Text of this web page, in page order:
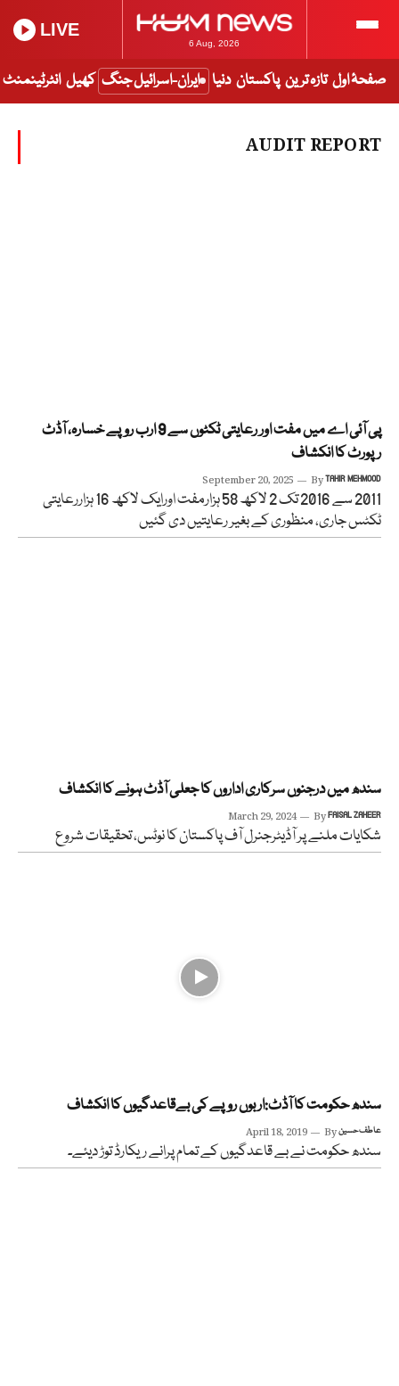
6 Aug, 2026
LIVE
صفحۂ اول تازہ ترین پاکستان دنیا ایران-اسرائیل جنگ کھیل انٹرٹینمنٹ
AUDIT REPORT
پی آئی اے میں مفت اور رعایتی ٹکٹوں سے 9 ارب روپے خسارہ، آڈٹ
رپورٹ کا انکشاف
September 20, 2025 ByTAHIR MEHMOOD
2011 سے 2016 تک 2 لاکھ 58 ہزارمفت اورایک لاکھ 16 ہزاررعایتی
ٹکٹس جاری، منظوری کے بغیر رعایتیں دی گئیں
سندھ میں درجنوں سرکاری اداروں کا جعلی آڈٹ ہونے کا انکشاف
March 29, 2024 ByFAISAL ZAHEER
شکایات ملنے پر آڈیٹرجنرل آف پاکستان کا نوٹس، تحقیقات شروع
سندھ حکومت کا آڈٹ:اربوں روپے کی بےقاعدگیوں کا انکشاف
April 18, 2019 Byعاطف حسین
سندھ حکومت نے بے قاعدگیوں کے تمام پرانے ریکارڈ توڑ دیئے۔